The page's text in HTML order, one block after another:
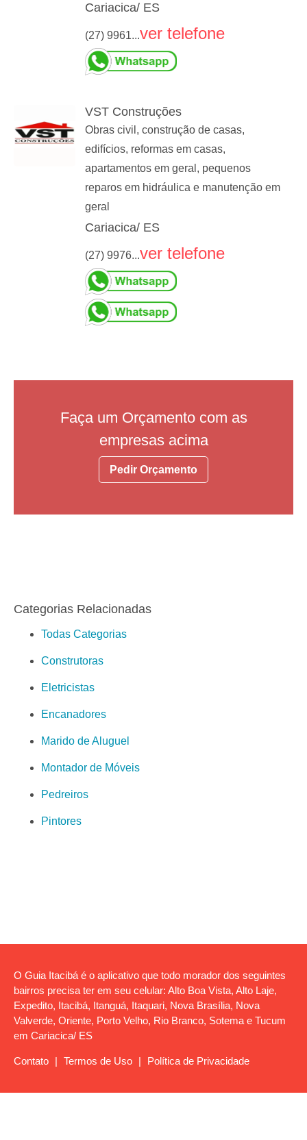
Cariacica/ ES
(27) 9961...ver telefone
VST Construções
Obras civil, construção de casas,
edifícios, reformas em casas,
apartamentos em geral, pequenos
reparos em hidráulica e manutenção em
geral
Cariacica/ ES
(27) 9976...ver telefone
Faça um Orçamento com as
empresas acima
Pedir Orçamento
Categorias Relacionadas
Todas Categorias
Construtoras
Eletricistas
Encanadores
Marido de Aluguel
Montador de Móveis
Pedreiros
Pintores
O Guia Itacibá é o aplicativo que todo morador dos seguintes
bairros precisa ter em seu celular: Alto Boa Vista, Alto Laje,
Expedito, Itacibá, Itanguá, Itaquari, Nova Brasília, Nova
Valverde, Oriente, Porto Velho, Rio Branco, Sotema e Tucum
em Cariacica/ ES
Contato | Termos de Uso | Política de Privacidade